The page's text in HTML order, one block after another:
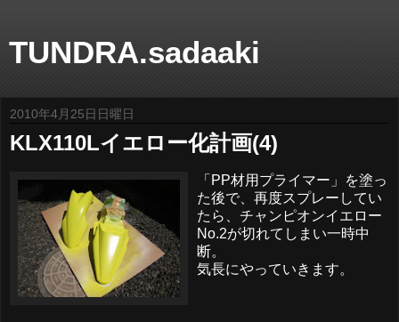
TUNDRA.sadaaki
2010年4月25日日曜日
KLX110Lイエロー化計画(4)
「PP材用プライマー」を塗っ
た後で、再度スプレーしてい
たら、チャンピオンイエロー
No.2が切れてしまい一時中
断。
気長にやっていきます。